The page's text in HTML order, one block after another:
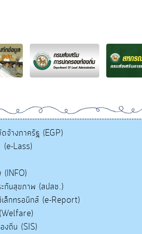
จ้างภาครัฐ (EGP)
Lass)
(INFO)
กันสุขภาพ (สปสช.)
ล็กทรอนิกส์ (e-Report)
งถิ่น (SIS)